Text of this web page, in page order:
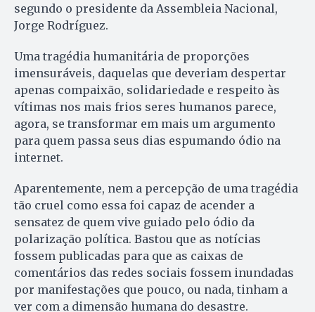
segundo o presidente da Assembleia Nacional,
Jorge Rodríguez.
Uma tragédia humanitária de proporções
imensuráveis, daquelas que deveriam despertar
apenas compaixão, solidariedade e respeito às
vítimas nos mais frios seres humanos parece,
agora, se transformar em mais um argumento
para quem passa seus dias espumando ódio na
internet.
Aparentemente, nem a percepção de uma tragédia
tão cruel como essa foi capaz de acender a
sensatez de quem vive guiado pelo ódio da
polarização política. Bastou que as notícias
fossem publicadas para que as caixas de
comentários das redes sociais fossem inundadas
por manifestações que pouco, ou nada, tinham a
ver com a dimensão humana do desastre.